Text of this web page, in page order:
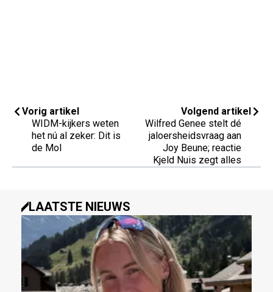
Vorig artikel
WIDM-kijkers weten
het nú al zeker: Dit is
de Mol
Volgend artikel
Wilfred Genee stelt dé
jaloersheidsvraag aan
Joy Beune; reactie
Kjeld Nuis zegt alles
LAATSTE NIEUWS